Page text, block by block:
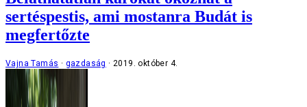
sertéspestis, ami mostanra Budát is
megfertőzte
Vajna Tamás gazdaság 2019. október 4.